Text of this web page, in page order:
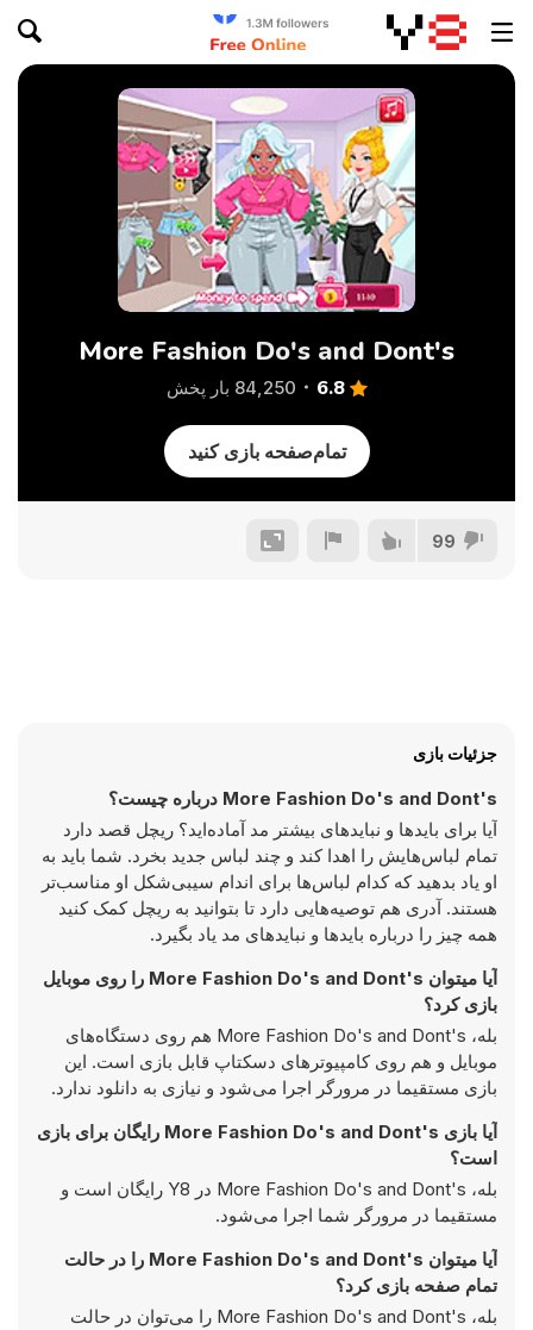
More Fashion Do's and Dont's
6.8 84,250 بار پخش
تمام‌صفحه بازی کنید
99
جزئیات بازی
More Fashion Do's and Dont's درباره چیست؟
آیا برای بایدها و نبایدهای بیشتر مد آماده‌اید؟ ریچل قصد دارد
تمام لباس‌هایش را اهدا کند و چند لباس جدید بخرد. شما باید به
او یاد بدهید که کدام لباس‌ها برای اندام سیبی‌شکل او مناسب‌تر
هستند. آدری هم توصیه‌هایی دارد تا بتوانید به ریچل کمک کنید
همه چیز را درباره بایدها و نبایدهای مد یاد بگیرد.
آیا میتوان More Fashion Do's and Dont's را روی موبایل
بازی کرد؟
بله، More Fashion Do's and Dont's هم روی دستگاه‌های
موبایل و هم روی کامپیوترهای دسکتاپ قابل بازی است. این
بازی مستقیما در مرورگر اجرا می‌شود و نیازی به دانلود ندارد.
آیا بازی More Fashion Do's and Dont's رایگان برای بازی
است؟
بله، More Fashion Do's and Dont's در Y8 رایگان است و
مستقیما در مرورگر شما اجرا می‌شود.
آیا میتوان More Fashion Do's and Dont's را در حالت
تمام صفحه بازی کرد؟
بله، More Fashion Do's and Dont's را می‌توان در حالت